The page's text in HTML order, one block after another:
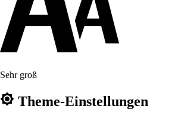
Sehr groß
Theme-Einstellungen